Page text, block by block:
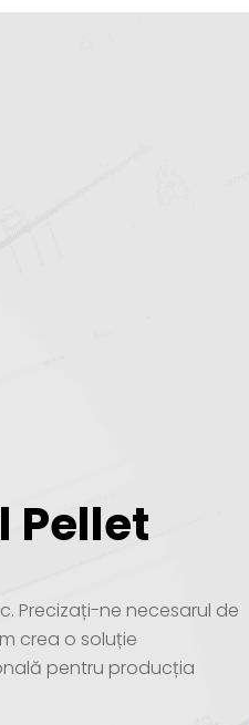
Pellet
Precizați-ne necesarul de
crea o soluție
pentru producția